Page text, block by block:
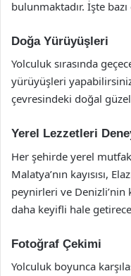
bulunmaktadır. İşte
Doğa Yürüyüşleri
Yolculuk sırasında
yürüyüşleri
çevresindeki doğal
Yerel Lezzetleri
Her şehirde yerel
Malatya’nın kayısısı,
peynirleri ve Denizli’nin
daha keyifli hale
Fotoğraf Çekimi
Yolculuk boyunca